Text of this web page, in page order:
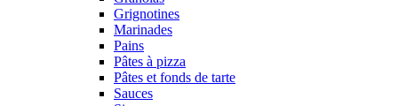
Grignotines
Marinades
Pains
Pâtes à pizza
Pâtes et fonds de tarte
Sauces